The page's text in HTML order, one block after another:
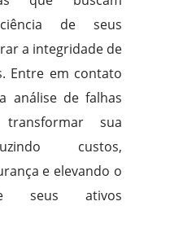
de seus
a integridade de
Entre em contato
análise de falhas
sua
custos,
e elevando o
seus ativos